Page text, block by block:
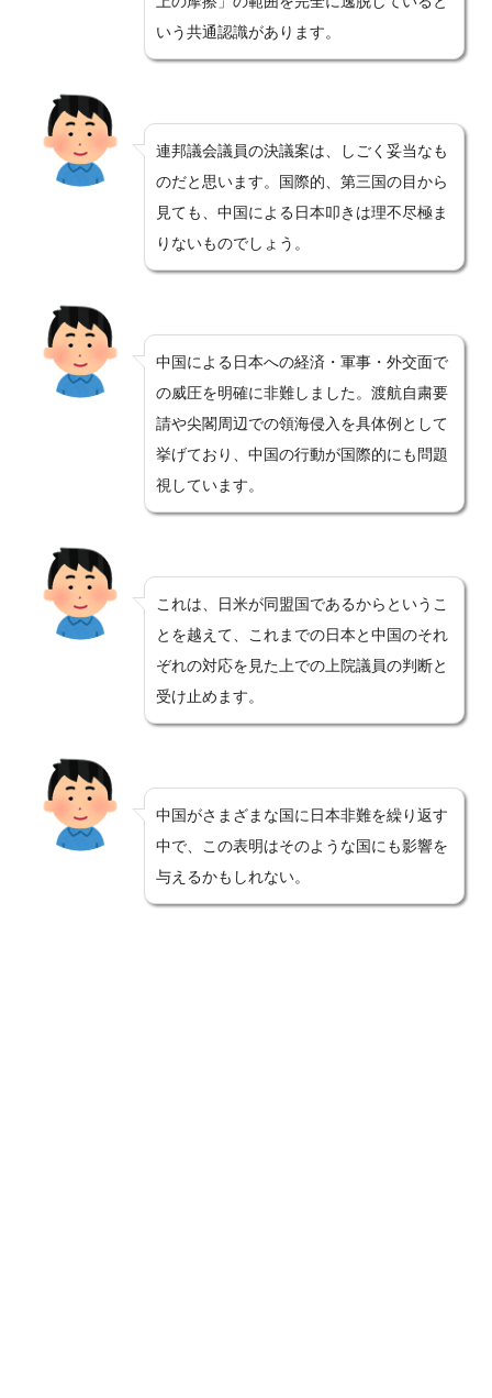
いう共通認識があります。
連邦議会議員の決議案は、しごく妥当なも
のだと思います。国際的、第三国の目から
見ても、中国による日本叩きは理不尽極ま
りないものでしょう。
中国による日本への経済・軍事・外交面で
の威圧を明確に非難しました。渡航自粛要
請や尖閣周辺での領海侵入を具体例として
挙げており、中国の行動が国際的にも問題
視しています。
これは、日米が同盟国であるからというこ
とを越えて、これまでの日本と中国のそれ
ぞれの対応を見た上での上院議員の判断と
受け止めます。
中国がさまざまな国に日本非難を繰り返す
中で、この表明はそのような国にも影響を
与えるかもしれない。